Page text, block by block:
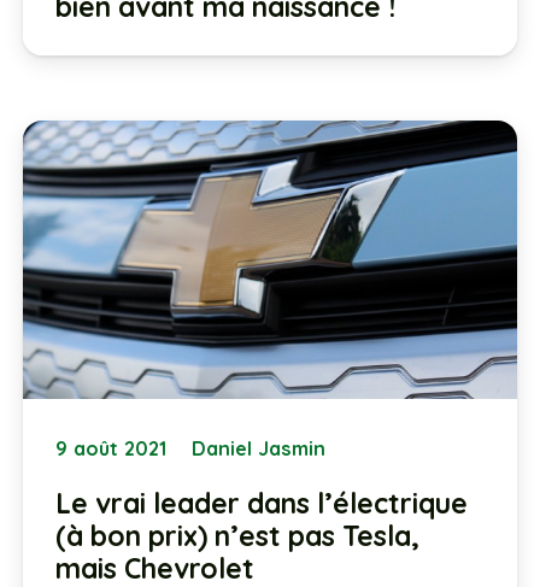
9 août 2021 Daniel Jasmin
Le vrai leader dans l’électrique
(à bon prix) n’est pas Tesla,
mais Chevrolet